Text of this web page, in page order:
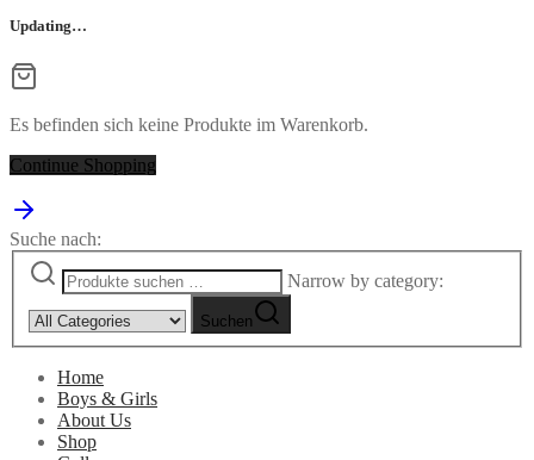
Updating…
Es befinden sich keine Produkte im Warenkorb.
Continue Shopping
Suche nach:
Narrow by category:
Suchen
Home
Boys & Girls
About Us
Shop